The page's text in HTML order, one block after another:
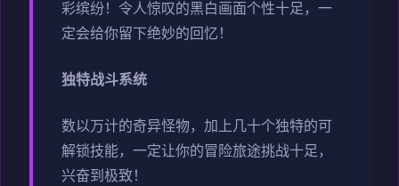
彩缤纷！令人惊叹的黑白画面个性十足，一
定会给你留下绝妙的回忆！
独特战斗系统
数以万计的奇异怪物，加上几十个独特的可
解锁技能，一定让你的冒险旅途挑战十足，
兴奋到极致！